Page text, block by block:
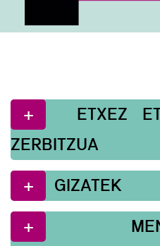
ETXEZ
ZERBITZUA
GIZATEK